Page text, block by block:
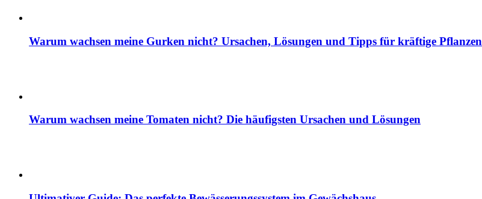
Warum wachsen meine Gurken nicht? Ursachen, Lösungen und Tipps für kräftige Pflanzen
Warum wachsen meine Tomaten nicht? Die häufigsten Ursachen und Lösungen